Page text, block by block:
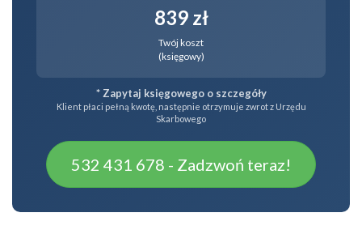
839 zł
Twój koszt
(księgowy)
* Zapytaj księgowego o szczegóły
Klient płaci pełną kwotę, następnie otrzymuje zwrot z Urzędu
Skarbowego
532 431 678 - Zadzwoń teraz!